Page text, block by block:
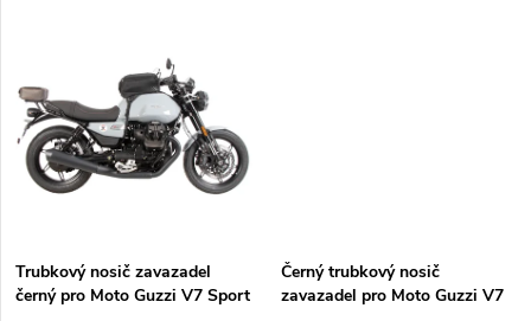
ů
t
ů
Trubkový nosič zavazadel
černý pro Moto Guzzi V7 Sport
Černý trubkový nosič
zavazadel pro Moto Guzzi V7